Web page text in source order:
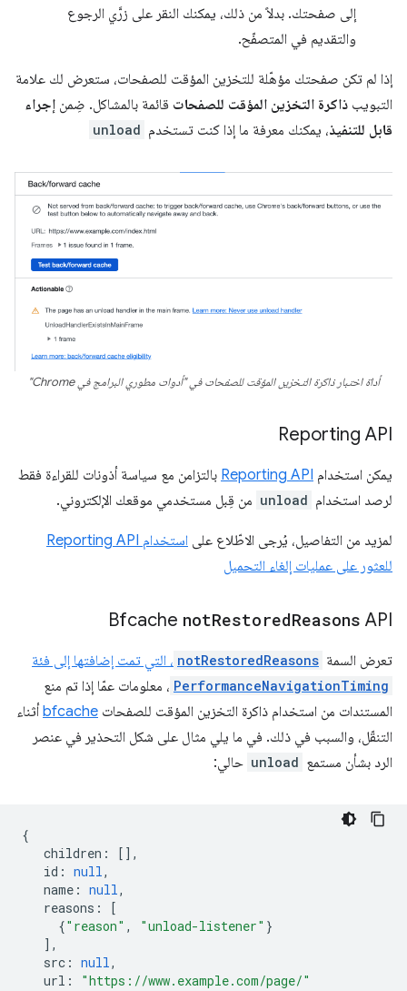
إلى صفحتك. بدلاً من ذلك، يمكنك النقر على زرَّي الرجوع
والتقديم في المتصفّح.
إذا لم تكن صفحتك مؤهّلة للتخزين المؤقت للصفحات، ستعرض لك علامة
التبويب ذاكرة التخزين المؤقت للصفحات قائمة بالمشاكل. ضِمن إجراء
قابل للتنفيذ، يمكنك معرفة ما إذا كنت تستخدم unload
أداة اختبار ذاكرة التخزين المؤقت للصفحات في "أدوات مطوري البرامج في Chrome"
Reporting API
يمكن استخدام Reporting API بالتزامن مع سياسة أذونات للقراءة فقط
لرصد استخدام unload من قِبل مستخدمي موقعك الإلكتروني.
لمزيد من التفاصيل، يُرجى الاطّلاع على
استخدام Reporting API
للعثور على عمليات إلغاء التحميل
‫Bfcache notRestoredReasons API
تعرض السمة notRestoredReasons ، التي تمت إضافتها إلى فئة
PerformanceNavigationTiming ، معلومات عمّا إذا تم منع
المستندات من استخدام ذاكرة التخزين المؤقت للصفحات bfcache أثناء
التنقّل، والسبب في ذلك. في ما يلي مثال على شكل التحذير في عنصر
الرد بشأن مستمع unload حالي:
{
children :
[],
id : null,
name : null,
reasons :
[
{"reason" , "unload-listener" }
],
src : null,
url :
"https://www.example.com/page/"